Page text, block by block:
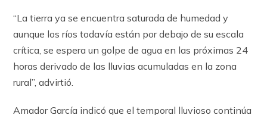
“La tierra ya se encuentra saturada de humedad y
aunque los ríos todavía están por debajo de su escala
crítica, se espera un golpe de agua en las próximas 24
horas derivado de las lluvias acumuladas en la zona
rural”, advirtió.
Amador García indicó que el temporal lluvioso continúa